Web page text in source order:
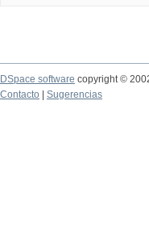
DSpace software copyright ©
Contacto
Sugerencias